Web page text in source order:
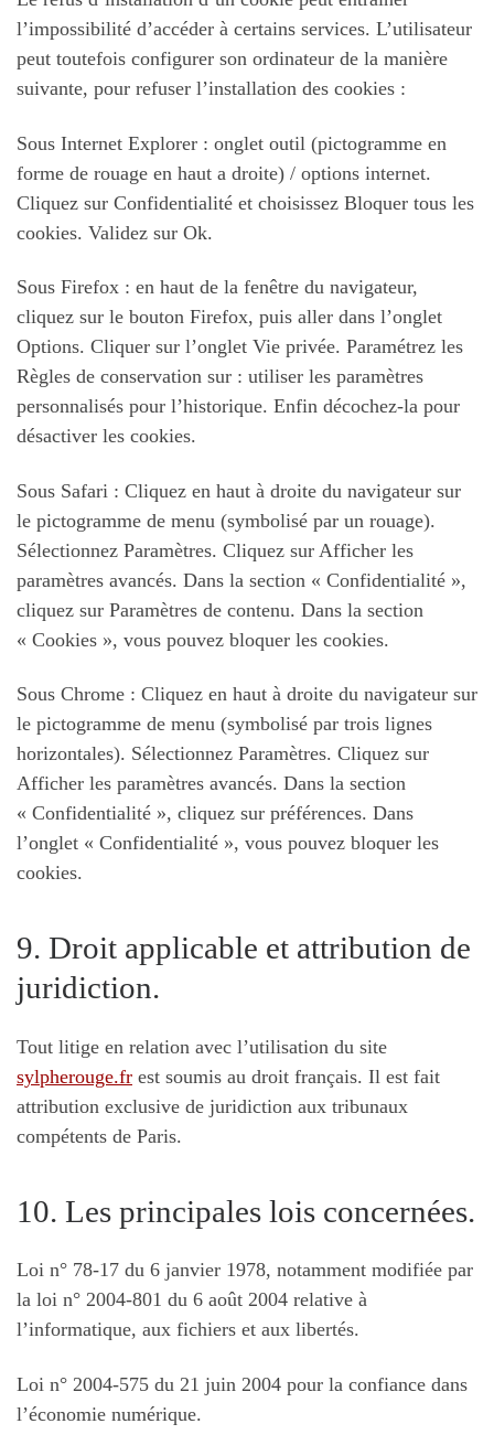
l’impossibilité d’accéder à certains services. L’utilisateur
peut toutefois configurer son ordinateur de la manière
suivante, pour refuser l’installation des cookies :
Sous Internet Explorer : onglet outil (pictogramme en
forme de rouage en haut a droite) / options internet.
Cliquez sur Confidentialité et choisissez Bloquer tous les
cookies. Validez sur Ok.
Sous Firefox : en haut de la fenêtre du navigateur,
cliquez sur le bouton Firefox, puis aller dans l’onglet
Options. Cliquer sur l’onglet Vie privée. Paramétrez les
Règles de conservation sur : utiliser les paramètres
personnalisés pour l’historique. Enfin décochez-la pour
désactiver les cookies.
Sous Safari : Cliquez en haut à droite du navigateur sur
le pictogramme de menu (symbolisé par un rouage).
Sélectionnez Paramètres. Cliquez sur Afficher les
paramètres avancés. Dans la section « Confidentialité »,
cliquez sur Paramètres de contenu. Dans la section
« Cookies », vous pouvez bloquer les cookies.
Sous Chrome : Cliquez en haut à droite du navigateur sur
le pictogramme de menu (symbolisé par trois lignes
horizontales). Sélectionnez Paramètres. Cliquez sur
Afficher les paramètres avancés. Dans la section
« Confidentialité », cliquez sur préférences. Dans
l’onglet « Confidentialité », vous pouvez bloquer les
cookies.
9. Droit applicable et attribution de
juridiction.
Tout litige en relation avec l’utilisation du site
sylpherouge.fr est soumis au droit français. Il est fait
attribution exclusive de juridiction aux tribunaux
compétents de Paris.
10. Les principales lois concernées.
Loi n° 78-17 du 6 janvier 1978, notamment modifiée par
la loi n° 2004-801 du 6 août 2004 relative à
l’informatique, aux fichiers et aux libertés.
Loi n° 2004-575 du 21 juin 2004 pour la confiance dans
l’économie numérique.